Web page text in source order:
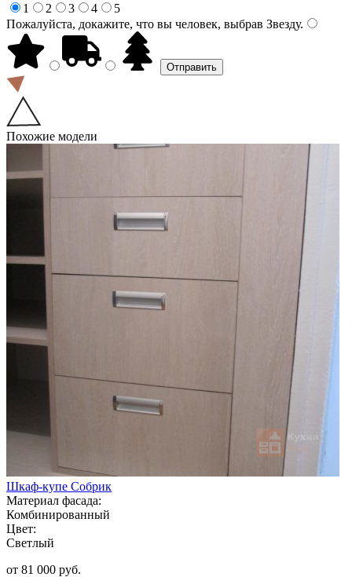
1
2 3 4
5
Пожалуйста, докажите, что вы человек, выбрав Звезду.
Похожие модели
Шкаф-купе Собрик
Материал фасада:
Комбинированный
Цвет:
Светлый
от 81 000 руб.